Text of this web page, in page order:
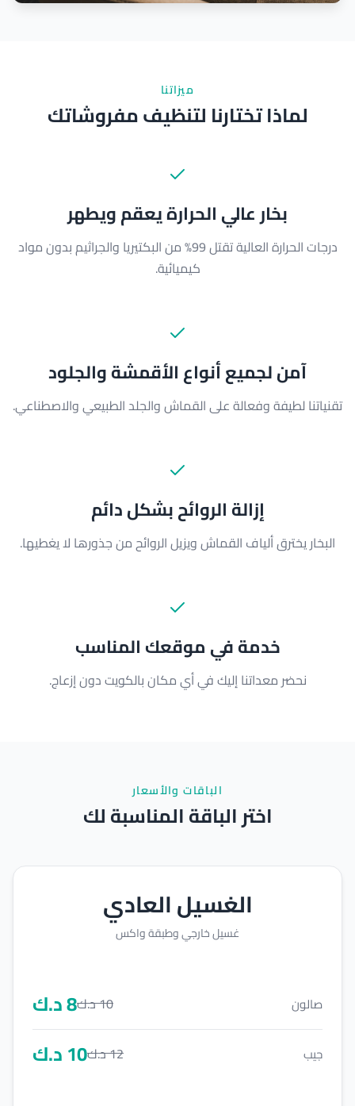
ميزاتنا
لماذا تختارنا لتنظيف مفروشاتك
بخار عالي الحرارة يعقم ويطهر
درجات الحرارة العالية تقتل 99% من البكتيريا والجراثيم بدون مواد
كيميائية.
آمن لجميع أنواع الأقمشة والجلود
تقنياتنا لطيفة وفعالة على القماش والجلد الطبيعي والاصطناعي.
إزالة الروائح بشكل دائم
البخار يخترق ألياف القماش ويزيل الروائح من جذورها لا يغطيها.
خدمة في موقعك المناسب
نحضر معداتنا إليك في أي مكان بالكويت دون إزعاج.
الباقات والأسعار
اختر الباقة المناسبة لك
الغسيل العادي
غسيل خارجي وطبقة واكس
صالون 10د.ك8د.ك
جيب 12د.ك10د.ك